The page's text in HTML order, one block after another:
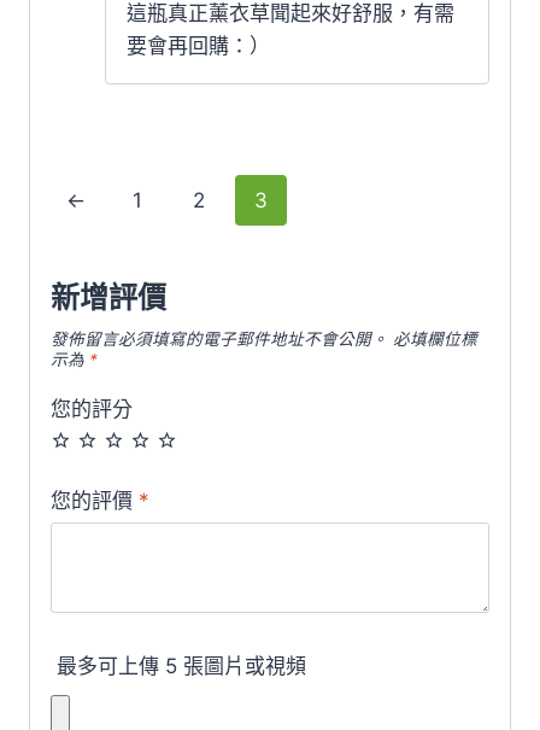
分 5
這瓶真正薰衣草聞起來好舒服，有需
要會再回購：）
← 1 2 3
新增評價
發佈留言必須填寫的電子郵件地址不會公開。 必填欄位標
示為 *
您的評分
您的評價 *
最多可上傳 5 張圖片或視頻